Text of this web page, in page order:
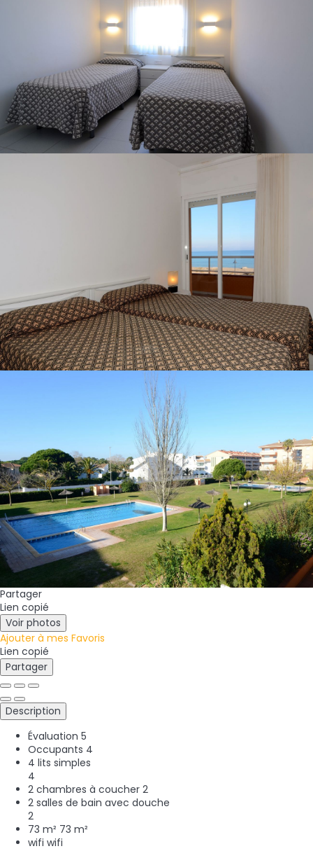
Partager
Lien copié
Voir photos
Ajouter à mes Favoris
Lien copié
Partager
Description
Évaluation 5
Occupants 4
4 lits simples
4
2 chambres à coucher 2
2 salles de bain avec douche
2
73 m² 73 m²
wifi wifi